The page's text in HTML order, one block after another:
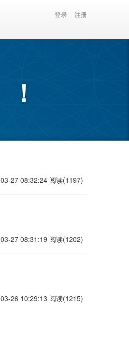
登录 注册
27 08:32:24 阅读(1197)
27 08:31:19 阅读(1202)
26 10:29:13 阅读(1215)